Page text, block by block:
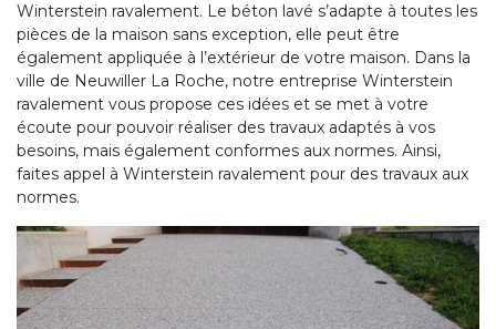
Winterstein ravalement. Le béton lavé s’adapte à toutes les
pièces de la maison sans exception, elle peut être
également appliquée à l’extérieur de votre maison. Dans la
ville de Neuwiller La Roche, notre entreprise Winterstein
ravalement vous propose ces idées et se met à votre
écoute pour pouvoir réaliser des travaux adaptés à vos
besoins, mais également conformes aux normes. Ainsi,
faites appel à Winterstein ravalement pour des travaux aux
normes.